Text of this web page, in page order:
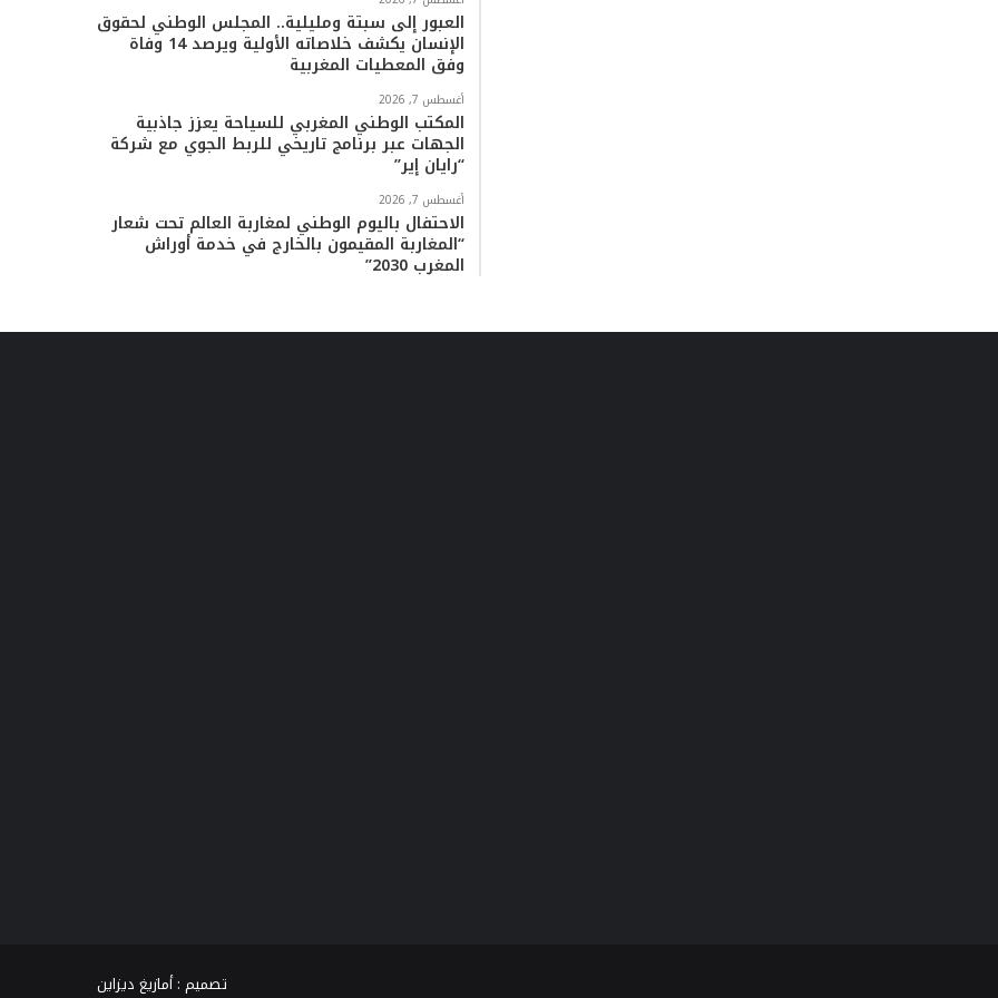
العبور إلى سبتة ومليلية.. المجلس الوطني لحقوق
الإنسان يكشف خلاصاته الأولية ويرصد 14 وفاة
وفق المعطيات المغربية
أغسطس 7, 2026
المكتب الوطني المغربي للسياحة يعزز جاذبية
الجهات عبر برنامج تاريخي للربط الجوي مع شركة
“رايان إير”
أغسطس 7, 2026
الاحتفال باليوم الوطني لمغاربة العالم تحت شعار
“المغاربة المقيمون بالخارج في خدمة أوراش
المغرب 2030”
تصميم :أمازيغ ديزاين TikTokواتساب